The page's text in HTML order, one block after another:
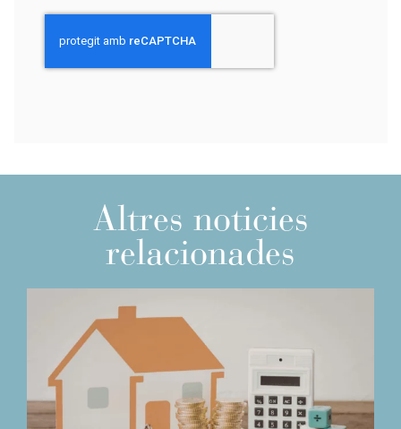
Altres noticies
relacionades